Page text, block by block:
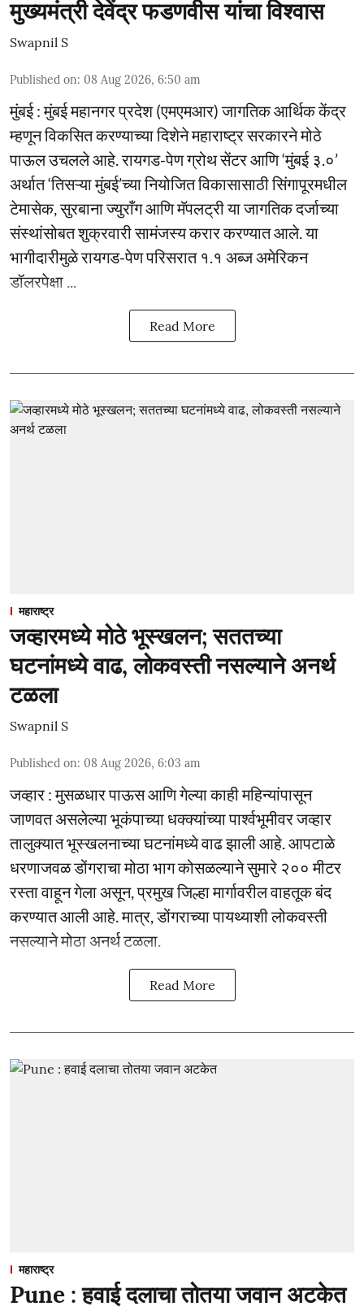
मुख्यमंत्री देवेंद्र फडणवीस यांचा विश्वास
Swapnil S
Published on: 08 Aug 2026, 6:50 am
मुंबई : मुंबई महानगर प्रदेश (एमएमआर) जागतिक आर्थिक केंद्र
म्हणून विकसित करण्याच्या दिशेने महाराष्ट्र सरकारने मोठे
पाऊल उचलले आहे. रायगड-पेण ग्रोथ सेंटर आणि ‘मुंबई ३.०’
अर्थात ‘तिसऱ्या मुंबई’च्या नियोजित विकासासाठी सिंगापूरमधील
टेमासेक, सुरबाना ज्युराँग आणि मॅपलट्री या जागतिक दर्जाच्या
संस्थांसोबत शुक्रवारी सामंजस्य करार करण्यात आले. या
भागीदारीमुळे रायगड-पेण परिसरात १.१ अब्ज अमेरिकन
डॉलरपेक्षा ...
Read More
महाराष्ट्र
जव्हारमध्ये मोठे भूस्खलन; सततच्या
घटनांमध्ये वाढ, लोकवस्ती नसल्याने अनर्थ
टळला
Swapnil S
Published on: 08 Aug 2026, 6:03 am
जव्हार : मुसळधार पाऊस आणि गेल्या काही महिन्यांपासून
जाणवत असलेल्या भूकंपाच्या धक्क्यांच्या पार्श्वभूमीवर जव्हार
तालुक्यात भूस्खलनाच्या घटनांमध्ये वाढ झाली आहे. आपटाळे
धरणाजवळ डोंगराचा मोठा भाग कोसळल्याने सुमारे २०० मीटर
रस्ता वाहून गेला असून, प्रमुख जिल्हा मार्गावरील वाहतूक बंद
करण्यात आली आहे. मात्र, डोंगराच्या पायथ्याशी लोकवस्ती
नसल्याने मोठा अनर्थ टळला.
Read More
महाराष्ट्र
Pune : हवाई दलाचा तोतया जवान अटकेत